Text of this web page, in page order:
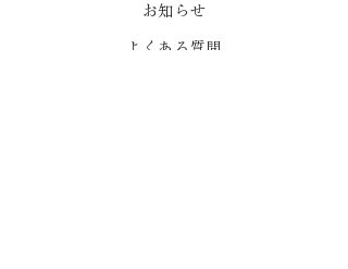
お知らせ
よくある質問